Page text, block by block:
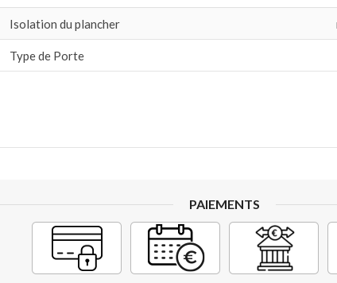
Isolation du plancher
Type de Porte
PAIEMENTS